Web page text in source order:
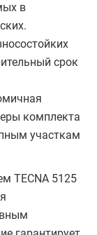
в
срок
комплекта
участкам
TECNA 5125